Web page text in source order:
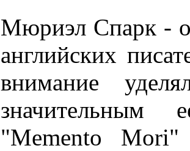
Мюриэл Спарк -
английских
внимание
значительным
"Memento